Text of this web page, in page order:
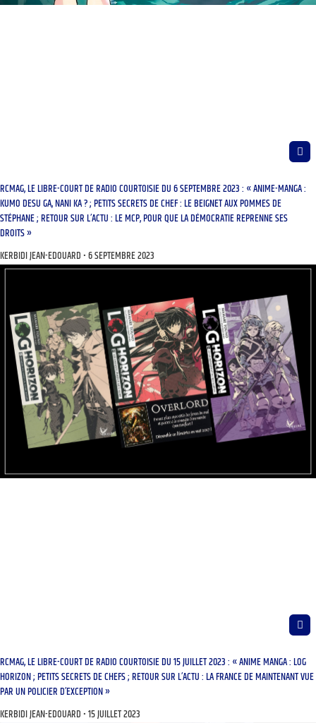
RCMAG, LE LIBRE-COURT DE RADIO COURTOISIE DU 6 SEPTEMBRE 2023 : « ANIME-MANGA :
KUMO DESU GA, NANI KA ? ; PETITS SECRETS DE CHEF : LE BEIGNET AUX POMMES DE
STÉPHANE ; RETOUR SUR L’ACTU : LE MCP, POUR QUE LA DÉMOCRATIE REPRENNE SES
DROITS »
KERBIDI JEAN-EDOUARD 6 SEPTEMBRE 2023
RCMAG, LE LIBRE-COURT DE RADIO COURTOISIE DU 15 JUILLET 2023 : « ANIME MANGA : LOG
HORIZON ; PETITS SECRETS DE CHEFS ; RETOUR SUR L’ACTU : LA FRANCE DE MAINTENANT VUE
PAR UN POLICIER D’EXCEPTION »
KERBIDI JEAN-EDOUARD 15 JUILLET 2023